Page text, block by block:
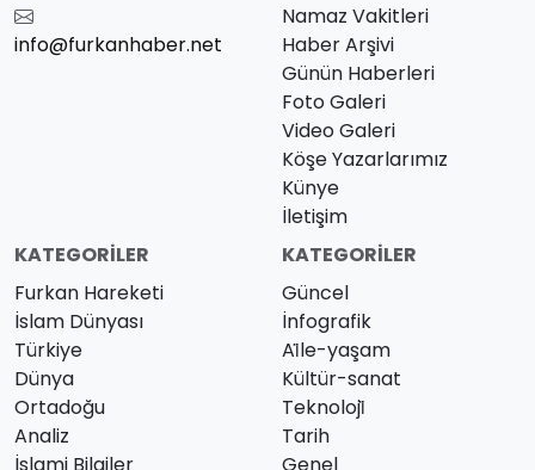
info@furkanhaber.net
Namaz Vakitleri
Haber Arşivi
Günün Haberleri
Foto Galeri
Video Galeri
Köşe Yazarlarımız
Künye
İletişim
KATEGORILER
Furkan Hareketi
İslam Dünyası
Türkiye
Dünya
Ortadoğu
Analiz
İslami Bilgiler
KATEGORILER
Güncel
İnfografik
Ai̇le-yaşam
Kültür-sanat
Teknoloji̇
Tarih
Genel